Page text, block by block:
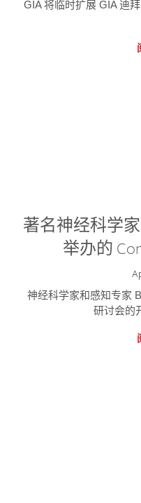
GIA 将临时扩展 GIA 迪
著名神经科学家
举办的
神经科学家和感知专家
研讨会的